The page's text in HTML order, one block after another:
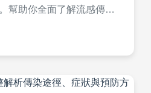
幫助你全面了解流感傳染
整，適合家庭與辦公環境